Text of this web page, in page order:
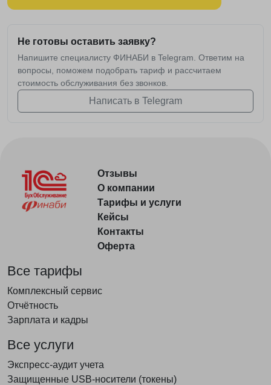
Не готовы оставить заявку?
Напишите специалисту ФИНАБИ в Telegram. Ответим на
вопросы, поможем подобрать тариф и рассчитаем
стоимость обслуживания без звонков.
Написать в Telegram
Отзывы
О компании
Тарифы и услуги
Кейсы
Контакты
Оферта
Все тарифы
Комплексный сервис
Отчётность
Зарплата и кадры
Все услуги
Экспресс-аудит учета
Защищенные USB-носители (токены)